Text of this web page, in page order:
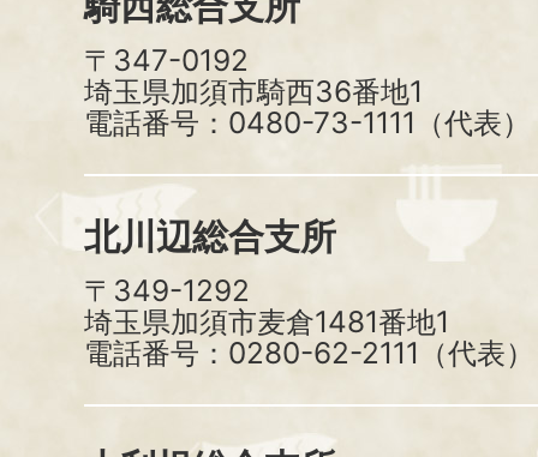
〒347-0192
埼玉県加須市騎西36番地1
電話番号：0480-73-1111（代表）
北川辺総合支所
〒349-1292
埼玉県加須市麦倉1481番地1
電話番号：0280-62-2111（代表）